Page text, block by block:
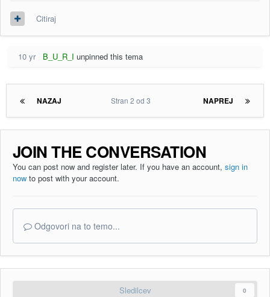
Citiraj
10 yr B_U_R_I unpinned this tema
NAZAJ NAPREJ
Stran 2 od 3
JOIN THE CONVERSATION
You can post now and register later. If you have an account, sign in
now to post with your account.
Odgovori na to temo...
Sledilcev 0